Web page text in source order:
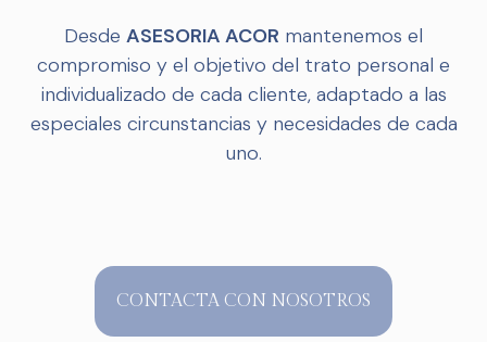
Desde ASESORIA ACOR mantenemos el
compromiso y el objetivo del trato personal e
individualizado de cada cliente, adaptado a las
especiales circunstancias y necesidades de cada
uno.
CONTACTA CON NOSOTROS